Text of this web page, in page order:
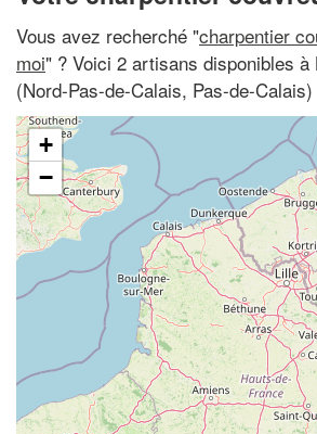
Vous avez recherché "charpentier
moi" ? Voici 2 artisans disponibles à
(Nord-Pas-de-Calais, Pas-de-Calais)
+
−